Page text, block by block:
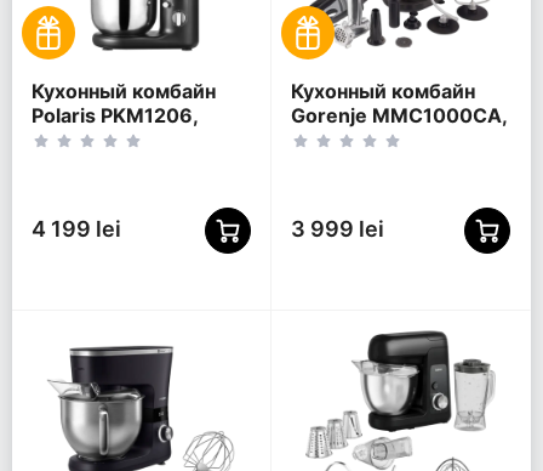
Кухонный комбайн
Polaris PKM1206,
Чёрный |
4 199 lei
Кухонный комбайн
Gorenje MMC1000CA,
Чёрный
3 999 lei